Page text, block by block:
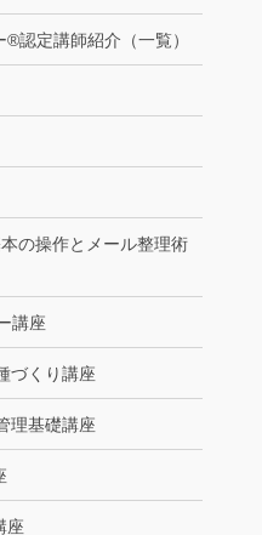
認定講師紹介（一覧）
の操作とメール整理術
講座
づくり講座
理基礎講座
座